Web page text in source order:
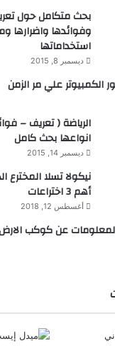
بحث متكامل حول
وفوائدها واضرارها
استخداماتها
ديسمبر 8, 2015
الكمبيوتر علي مر الزمن
الرياضة ( تعريف –
انواعها بحث كامل
ديسمبر 14, 2015
نيكولا تسلا المخترع
أهم 3 اختراعات
أغسطس 12, 2018
عن كوكب